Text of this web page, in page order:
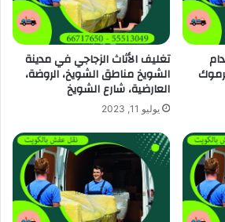
تغليف الأثاث الزجاجي في مدينة
الشويخ مناطق الشويخ، الروضة،
العارضية، شارع الشويخ
يوليو 11, 2023